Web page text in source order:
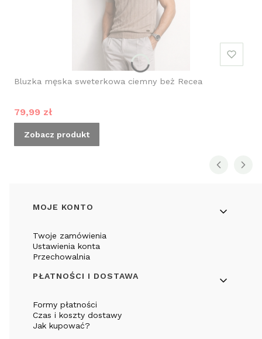
Bluzka męska sweterkowa ciemny beż Recea
Cena promocyjna
79,99 zł
Zobacz produkt
Linki w stopce
MOJE KONTO
Twoje zamówienia
Ustawienia konta
Przechowalnia
PŁATNOŚCI I DOSTAWA
Formy płatności
Czas i koszty dostawy
Jak kupować?